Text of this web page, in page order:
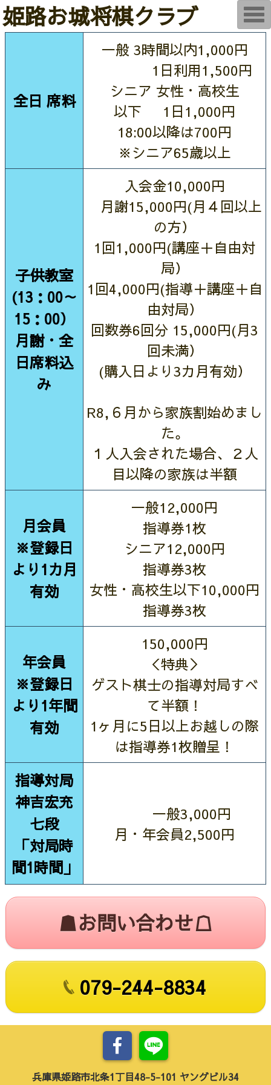
姫路お城将棋クラブ
全日 席料
一般 3時間以内1,000円
1日利用1,500円
シニア 女性・高校生
以下 1日1,000円
18:00以降は700円
※シニア65歳以上
子供教室
(13：00～
15：00）
月謝・全
日席料込
み
入会金10,000円
月謝15,000円(月４回以上
の方）
1回1,000円(講座＋自由対
局）
1回4,000円(指導＋講座＋自
由対局）
回数券6回分 15,000円(月3
回未満）
(購入日より3カ月有効）
R8,６月から家族割始めまし
た。
１人入会された場合、２人
目以降の家族は半額
月会員
※登録日
より1カ月
有効
一般12,000円
指導券1枚
シニア12,000円
指導券3枚
女性・高校生以下10,000円
指導券3枚
年会員
※登録日
より1年間
有効
150,000円
＜特典＞
ゲスト棋士の指導対局すべ
て半額！
1ヶ月に5日以上お越しの際
は指導券1枚贈呈！
指導対局
神吉宏充
七段
「対局時
間1時間」
一般3,000円
月・年会員2,500円
☗お問い合わせ☖
079-244-8834
T
o
g
兵庫県姫路市北条1丁目48-5-101 ヤングビル34